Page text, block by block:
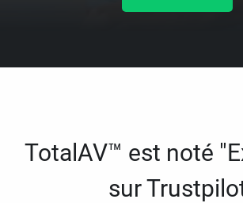
TotalAV™ est noté
sur